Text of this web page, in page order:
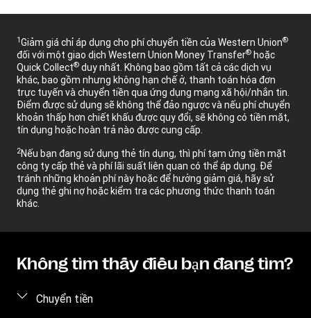
1Giảm giá chỉ áp dụng cho phí chuyển tiền của Western Union®
đối với một giao dịch Western Union Money Transfer® hoặc
Quick Collect® duy nhất. Không bao gồm tất cả các dịch vụ
khác, bao gồm nhưng không hạn chế ở, thanh toán hóa đơn
trực tuyến và chuyển tiền qua ứng dụng mạng xã hội/nhắn tin.
Điểm được sử dụng sẽ không thể đảo ngược và nếu phí chuyển
khoản thấp hơn chiết khấu được quy đổi, sẽ không có tiền mặt,
tín dụng hoặc hoàn trả nào được cung cấp.
2Nếu bạn đang sử dụng thẻ tín dụng, thì phí tạm ứng tiền mặt
công ty cấp thẻ và phí lãi suất liên quan có thể áp dụng. Để
tránh những khoản phí này hoặc để hưởng giảm giá, hãy sử
dụng thẻ ghi nợ hoặc kiểm tra các phương thức thanh toán
khác.
Không tìm thấy điều bạn đang tìm?
Chuyển tiền